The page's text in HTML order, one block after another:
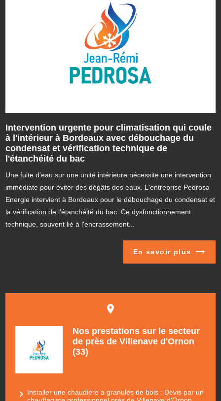
Intervention urgente pour climatisation qui coule
à l'intérieur à Bordeaux avec débouchage du
condensat et vérification technique de
l'étanchéité du bac
Une fuite d'eau sur une unité intérieure nécessite une intervention
immédiate pour éviter des dégâts des eaux. L'entreprise Pedrosa
Energie intervient à Bordeaux pour le débouchage du condensat et
la vérification de l'étanchéité du bac. Ce dysfonctionnement
technique, souvent lié à l'encrassement...
En savoir plus
place
Nos prestations sur le secteur
de près de Villenave d'Ornon
(33)
navigate_next Installer une chaudière à granulés de bois : Devis par un